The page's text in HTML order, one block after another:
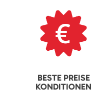
BESTE PREISE
KONDITIONEN